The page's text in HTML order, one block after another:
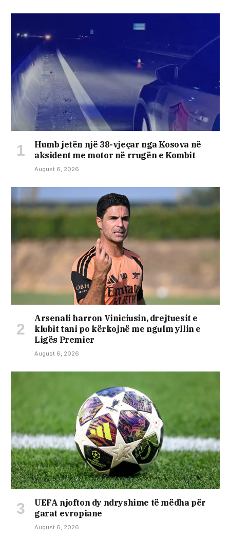
Humb jetën një 38-vjeçar nga Kosova në
aksident me motor në rrugën e Kombit
August 6, 2026
Arsenali harron Viniciusin, drejtuesit e
klubit tani po kërkojnë me ngulm yllin e
Ligës Premier
August 6, 2026
UEFA njofton dy ndryshime të mëdha për
garat evropiane
August 6, 2026